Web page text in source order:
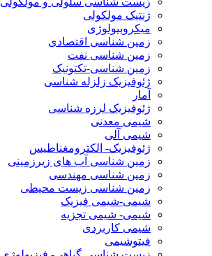
ژنتیک مولکولی
میکروبیولوژی
زمین شناسی اقتصادی
زمین شناسی نفت
زمین شناسی-تکتونیک
ژئوفیزیک زلزله شناسی
آمار
ژئوفیزیک لرزه شناسی
شیمی معدنی
شیمی آلی
ژئوفیزیک- الکترومغناطیس
زمین شناسی آب های زیرزمینی
زمین شناسی مهندسی
زمین شناسی زیست محیطی
شیمی-شیمی فیزیک
شیمی- شیمی تجزیه
شیمی کاربردی
فیتوشیمی